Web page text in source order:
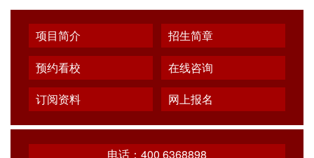
项目简介
招生简章
预约看校
在线咨询
订阅资料
网上报名
电话：400 6368898